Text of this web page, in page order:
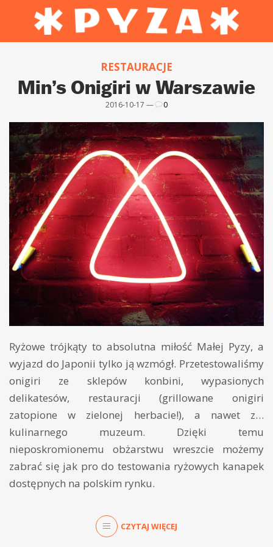
RESTAURACJE
Min’s Onigiri w Warszawie
2016-10-17 — 0
Ryżowe trójkąty to absolutna miłość Małej Pyzy, a
wyjazd do Japonii tylko ją wzmógł. Przetestowaliśmy
onigiri ze sklepów konbini, wypasionych
delikatesów, restauracji (grillowane onigiri
zatopione w zielonej herbacie!), a nawet z…
kulinarnego muzeum. Dzięki temu
nieposkromionemu obżarstwu wreszcie możemy
zabrać się jak pro do testowania ryżowych kanapek
dostępnych na polskim rynku.
CZYTAJ WIĘCEJ